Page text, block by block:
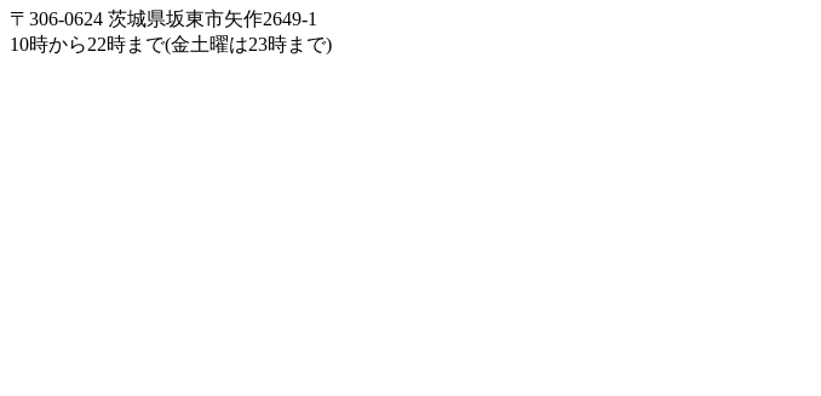
〒306-0624 茨城県坂東市矢作2649-1
10時から22時まで(金土曜は23時まで)